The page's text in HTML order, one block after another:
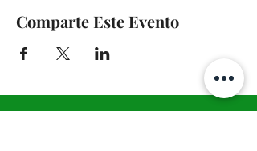
Comparte Este Evento